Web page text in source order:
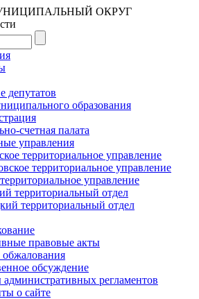
ОКРУГ
депутатов
образования
счетная палата
управления
территориальное управление
территориальное управление
управление
территориальный отдел
территориальный отдел
правовые акты
обсуждение
регламентов
о сайте